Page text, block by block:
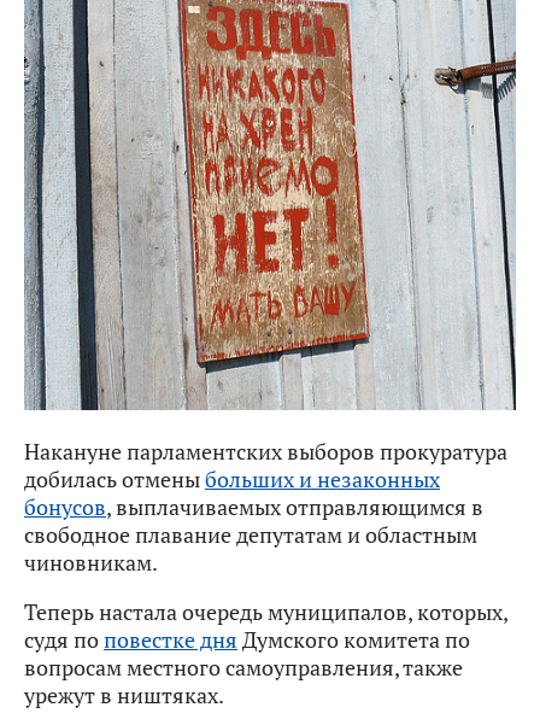
Накануне парламентских выборов прокуратура
добилась отменыбольших и незаконных
бонусов, выплачиваемых отправляющимся в
свободное плавание депутатам и областным
чиновникам.
Теперь настала очередь муниципалов, которых,
судя поповестке дня Думского комитета по
вопросам местного самоуправления, также
урежут в ништяках.